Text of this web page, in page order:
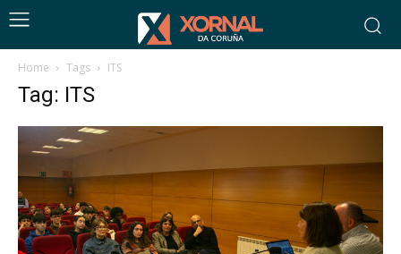
Home Tags ITS
Tag: ITS